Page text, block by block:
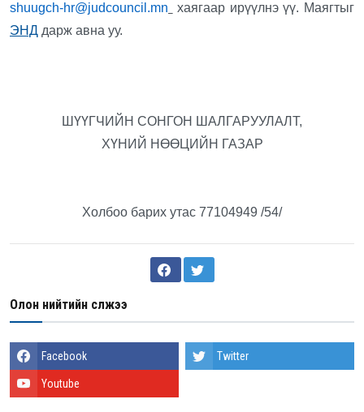
shuugch-hr@judcouncil.mn
хаягаар ирүүлнэ үү. Маягтыг
ЭНД дарж авна уу.
ШҮҮГЧИЙН СОНГОН ШАЛГАРУУЛАЛТ,
ХҮНИЙ НӨӨЦИЙН ГАЗАР
Холбоо барих утас 77104949 /54/
Олон нийтийн сүлжээ
Facebook Twitter
Youtube